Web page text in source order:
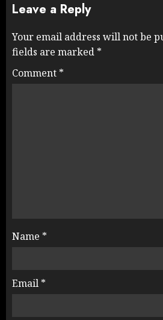
Leave a Reply
Your email address will not be
fields are marked *
Comment *
Name *
Email *